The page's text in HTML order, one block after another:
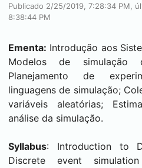
Publicado 2/25/2019, 7:28:34 PM,
8:38:44 PM
Ementa: Introdução aos
Modelos de simulação
Planejamento de
linguagens de simulação;
variáveis aleatórias;
análise da simulação.
Syllabus: Introduction to
Discrete event